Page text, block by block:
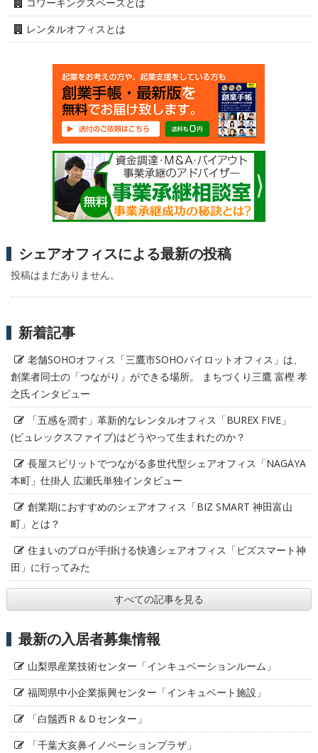
レンタルオフィスとは
シェアオフィスによる最新の投稿
投稿はまだありません。
新着記事
老舗SOHOオフィス「三鷹市SOHOパイロットオフィス」は、
創業者同士の「つながり」ができる場所。 まちづくり三鷹 富樫 孝
之氏インタビュー
「五感を潤す」革新的なレンタルオフィス「BUREX FIVE」
(ビュレックスファイブ)はどうやって生まれたのか？
長屋スピリットでつながる多世代型シェアオフィス「NAGAYA
本町」仕掛人 広瀬氏単独インタビュー
創業期におすすめのシェアオフィス「BIZ SMART 神田富山
町」とは？
住まいのプロが手掛ける快適シェアオフィス「ビズスマート神
田」に行ってみた
すべての記事を見る
最新の入居者募集情報
山梨県産業技術センター「インキュベーションルーム」
福岡県中小企業振興センター「インキュベート施設」
「白鬚西Ｒ＆Ｄセンター」
「千葉大亥鼻イノベーションプラザ」